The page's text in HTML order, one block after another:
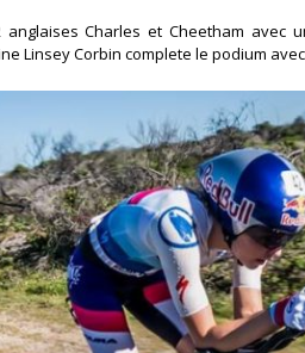
Charles et Cheetham avec
Linsey Corbin complete le podium